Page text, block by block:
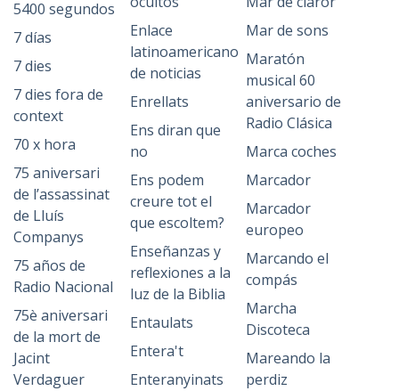
5400 segundos
7 días
7 dies
7 dies fora de
context
70 x hora
75 aniversari
de l’assassinat
de Lluís
Companys
75 años de
Radio Nacional
75è aniversari
de la mort de
Jacint
Verdaguer
Enlace
latinoamericano
de noticias
Enrellats
Ens diran que
no
Ens podem
creure tot el
que escoltem?
Enseñanzas y
reflexiones a la
luz de la Biblia
Entaulats
Entera't
Enteranyinats
Mar de sons
Maratón
musical 60
aniversario de
Radio Clásica
Marca coches
Marcador
Marcador
europeo
Marcando el
compás
Marcha
Discoteca
Mareando la
perdiz